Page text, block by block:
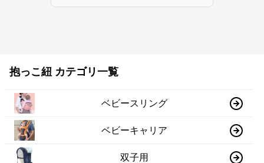
抱っこ紐 カテゴリ一覧
ベビースリング
ベビーキャリア
双子用